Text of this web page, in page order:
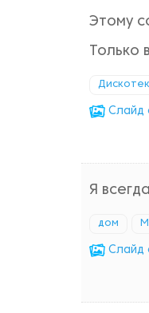
Этому
Cлайд
Я
дом
Cлайд